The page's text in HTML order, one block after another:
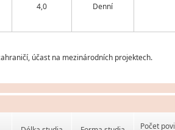
4,0 Denní
účast na mezinárodních projektech.
Počet